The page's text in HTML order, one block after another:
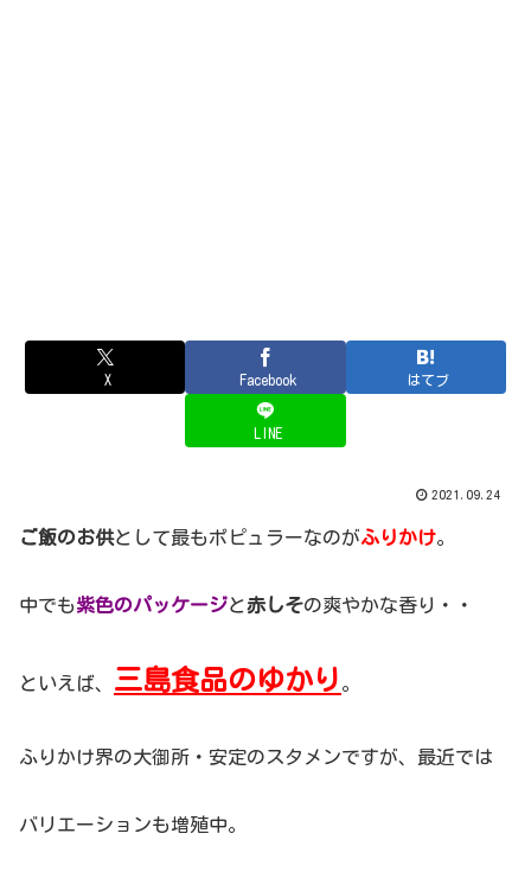
X Facebook はてブ
LINE
2021.09.24
ご飯のお供として最もポピュラーなのがふりかけ。
中でも紫色のパッケージと赤しその爽やかな香り・・
といえば、 三島食品のゆかり 。
ふりかけ界の大御所・安定のスタメンですが、最近では
バリエーションも増殖中。